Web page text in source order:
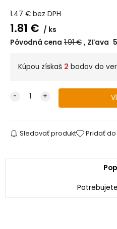
1.47 € bez DPH
1.81 €
ks
Pôvodná cena 1.91€ Zľava 5
Kúpou získaš 2 bodov do
Sledovať produkt Pridať